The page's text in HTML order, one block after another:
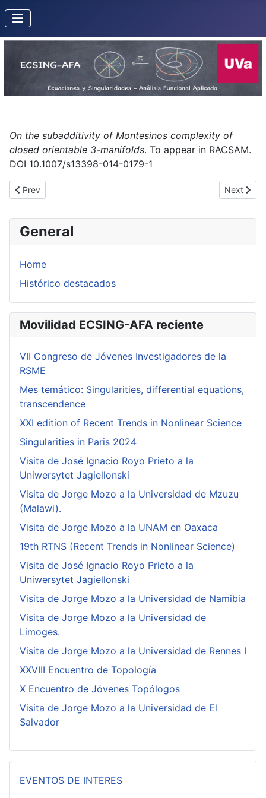
General
Home
Histórico destacados
Movilidad ECSING-AFA reciente
VII Congreso de Jóvenes Investigadores de la
RSME
Mes temático: Singularities, differential equations,
transcendence
XXI edition of Recent Trends in Nonlinear Science
Singularities in Paris 2024
Visita de José Ignacio Royo Prieto a la
Uniwersytet Jagiellonski
Visita de Jorge Mozo a la Universidad de Mzuzu
(Malawi).
Visita de Jorge Mozo a la UNAM en Oaxaca
19th RTNS (Recent Trends in Nonlinear Science)
Visita de José Ignacio Royo Prieto a la
Uniwersytet Jagiellonski
Visita de Jorge Mozo a la Universidad de Namibia
Visita de Jorge Mozo a la Universidad de
Limoges.
Visita de Jorge Mozo a la Universidad de Rennes I
XXVIII Encuentro de Topología
X Encuentro de Jóvenes Topólogos
Visita de Jorge Mozo a la Universidad de El
Salvador
EVENTOS DE INTERES
On the subadditivity of Montesinos complexity of
closed orientable 3-manifolds. To appear in RACSAM.
DOI 10.1007/s13398-014-0179-1
Previous article: Infinitesimal Poincaré Bendixson Problem in
Prev Next
Next